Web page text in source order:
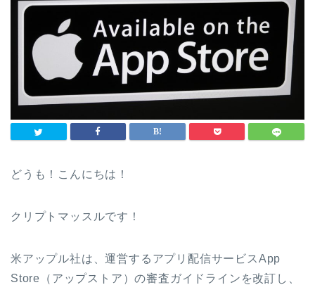
どうも！こんにちは！
クリプトマッスルです！
米アップル社は、運営するアプリ配信サービスApp
Store（アップストア）の審査ガイドラインを改訂し、